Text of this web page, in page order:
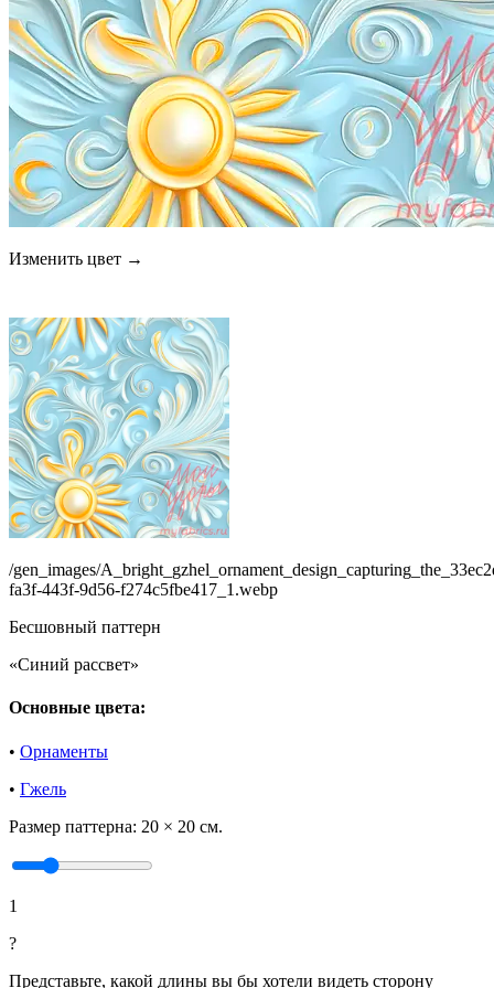
Изменить цвет →
/gen_images/
fa3f-443f-9d56-f274c5fbe417_1.webp
Бесшовный паттерн
«Синий рассвет»
Основные цвета:
• Орнаменты
• Гжель
Размер паттерна: 20 × 20 см.
1
?
Представьте, какой длины вы бы хотели видеть сторону